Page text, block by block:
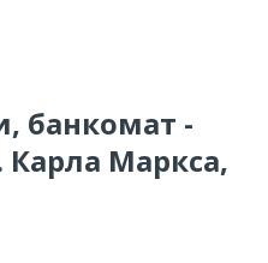
банкомат -
Маркса,